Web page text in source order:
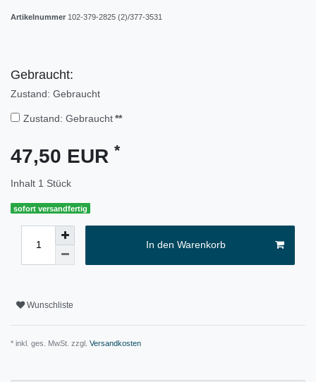
Artikelnummer 102-379-2825 (2)/377-3531
Gebraucht:
Zustand: Gebraucht
Zustand: Gebraucht **
47,50 EUR *
Inhalt 1 Stück
sofort versandfertig
In den Warenkorb
Wunschliste
* inkl. ges. MwSt. zzgl. Versandkosten